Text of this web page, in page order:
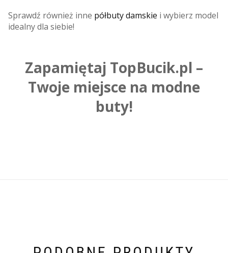
Sprawdź również inne półbuty damskie i wybierz model
idealny dla siebie!
Zapamiętaj TopBucik.pl –
Twoje miejsce na modne
buty!